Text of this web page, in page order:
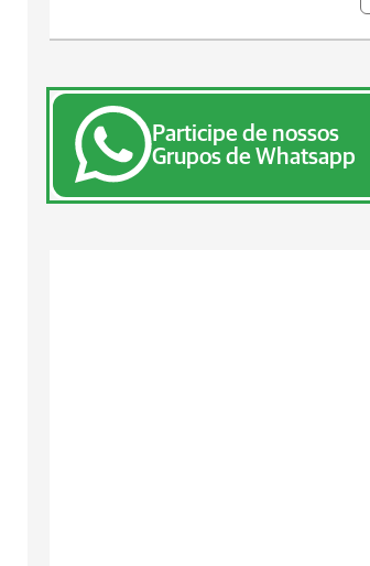
Participe de nossos
Grupos de Whatsapp